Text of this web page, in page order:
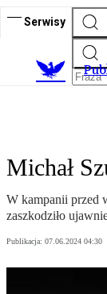
Serwisy
Michał
W kampanii przed
zaszkodziło
Publikacja: 07.06.2024 04:30